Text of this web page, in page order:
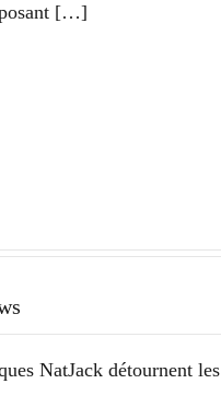
NatJack détournent les